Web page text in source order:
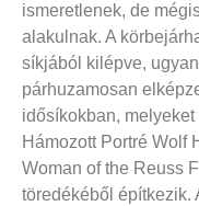
ismeretlenek, de
alakulnak. A
síkjából kilépve,
párhuzamosan
idősíkokban,
Hámozott Portré Wolf
Woman of the Reuss
töredékéből építkezik.